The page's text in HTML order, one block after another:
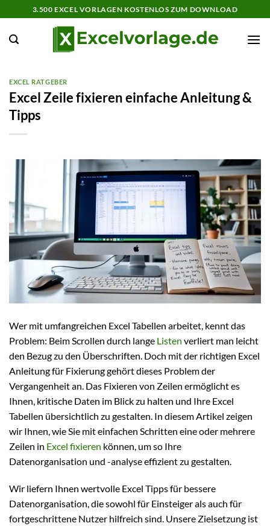
Inhalt
springen
3.500 EXCEL VORLAGEN KOSTENLOS ZUM DOWNLOAD
EXCEL RATGEBER
Excel Zeile fixieren einfache Anleitung &
Tipps
Wer mit umfangreichen Excel Tabellen arbeitet, kennt das
Problem: Beim Scrollen durch lange Listen verliert man leicht
den Bezug zu den Überschriften. Doch mit der richtigen Excel
Anleitung für Fixierung gehört dieses Problem der
Vergangenheit an. Das Fixieren von Zeilen ermöglicht es
Ihnen, kritische Daten im Blick zu halten und Ihre Excel
Tabellen übersichtlich zu gestalten. In diesem Artikel zeigen
wir Ihnen, wie Sie mit einfachen Schritten eine oder mehrere
Zeilen in Excel fixieren können, um so Ihre
Datenorganisation und -analyse effizient zu gestalten.
Wir liefern Ihnen wertvolle Excel Tipps für bessere
Datenorganisation, die sowohl für Einsteiger als auch für
fortgeschrittene Nutzer hilfreich sind. Unsere Zielsetzung ist